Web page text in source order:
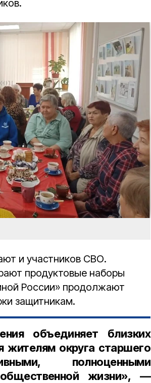
и участников СВО.
продуктовые наборы
России» продолжают
защитникам.
объединяет близких
жителям округа старшего
полноценными
жизни», —